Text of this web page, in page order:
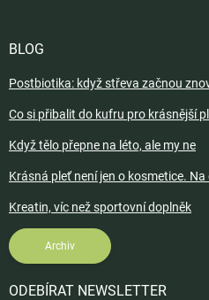
BLOG
Postbiotika: když střeva začnou
Co si přibalit do kufru pro krásnější
Když tělo přepne na léto, ale my ne
Krásná pleť není jen o kosmetice.
Kreatin, víc než sportovní doplněk
Archiv
ODEBÍRAT NEWSLETTER